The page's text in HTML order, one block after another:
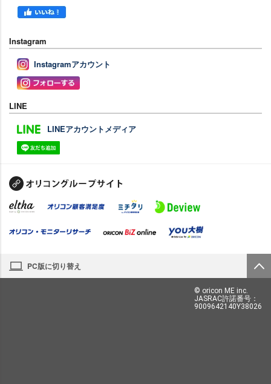
Instagram
Instagramアカウント
LINE
LINEアカウントメディア
PC版に切り替え
© oricon ME inc.
JASRAC許諾番号：
9009642140Y38026